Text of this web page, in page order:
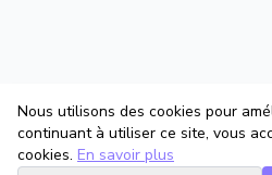
Nous utilisons des cookies pour
continuant à utiliser ce site, vous
cookies. En savoir plus